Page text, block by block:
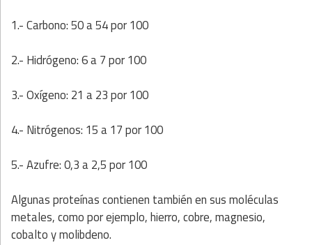
1.- Carbono: 50 a 54 por 100
2.- Hidrógeno: 6 a 7 por 100
3.- Oxígeno: 21 a 23 por 100
4.- Nitrógenos: 15 a 17 por 100
5.- Azufre: 0,3 a 2,5 por 100
Algunas proteínas contienen también en sus moléculas
metales, como por ejemplo, hierro, cobre, magnesio,
cobalto y molibdeno.